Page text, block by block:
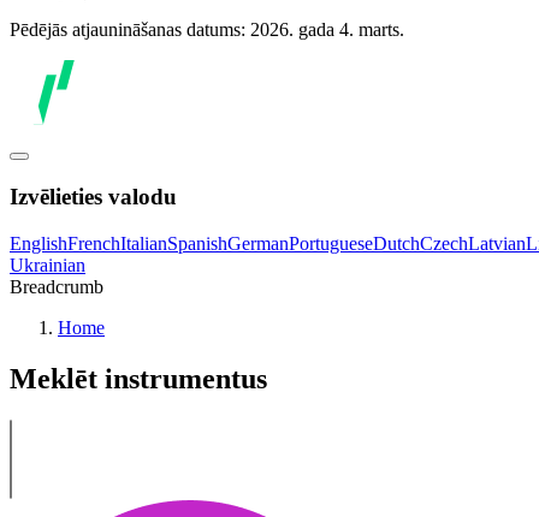
Pēdējās atjaunināšanas datums: 2026. gada 4. marts.
Izvēlieties valodu
EnglishFrenchItalianSpanishGermanPortugueseDutchCzechLatvian
Ukrainian
Breadcrumb
Home
Meklēt instrumentus